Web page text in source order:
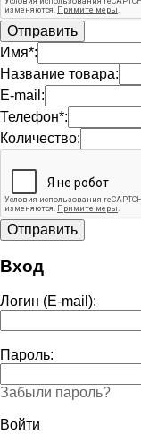
Имя*:
Название товара:
E-mail:
Телефон*:
Количество:
Вход
Логин (E-mail):
Пароль:
Забыли пароль?
Войти